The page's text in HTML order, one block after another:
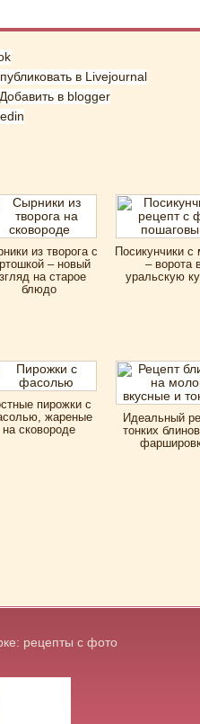
из творога с
– новый
на старое
блюдо
Посикунчики с
– ворота
уральскую
пирожки с
жареные
на сковороде
Идеальный
тонких
рецепты с фото